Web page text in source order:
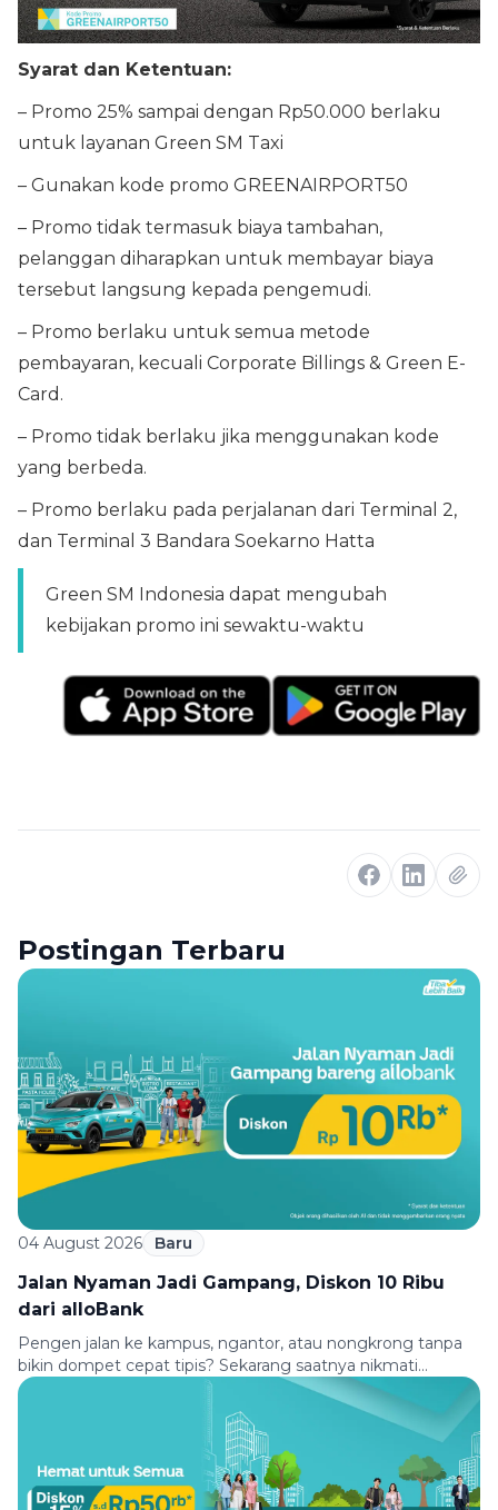
Syarat dan Ketentuan:
– Promo 25% sampai dengan Rp50.000 berlaku
untuk layanan Green SM Taxi
– Gunakan kode promo GREENAIRPORT50
– Promo tidak termasuk biaya tambahan,
pelanggan diharapkan untuk membayar biaya
tersebut langsung kepada pengemudi.
– Promo berlaku untuk semua metode
pembayaran, kecuali Corporate Billings & Green E-
Card.
– Promo tidak berlaku jika menggunakan kode
yang berbeda.
– Promo berlaku pada perjalanan dari Terminal 2,
dan Terminal 3 Bandara Soekarno Hatta
Green SM Indonesia dapat mengubah
kebijakan promo ini sewaktu-waktu
Postingan Terbaru
04 August 2026 Baru
Jalan Nyaman Jadi Gampang, Diskon 10 Ribu
dari alloBank
Pengen jalan ke kampus, ngantor, atau nongkrong tanpa
bikin dompet cepat tipis? Sekarang saatnya nikmati
perjalanan yang lebih hemat bareng Green SM dan
allobank. Bayar pakai Virtual Debit Card atau QRIS allobank,
dapatkan diskon Rp10.000 untuk perjalananmu. Berangkat
kuliah, kerja, atau aktivitas padat lainnya bisa kamu mulai
dengan nyaman, hemat, dan praktis. Syarat & Ketentuan
[…]